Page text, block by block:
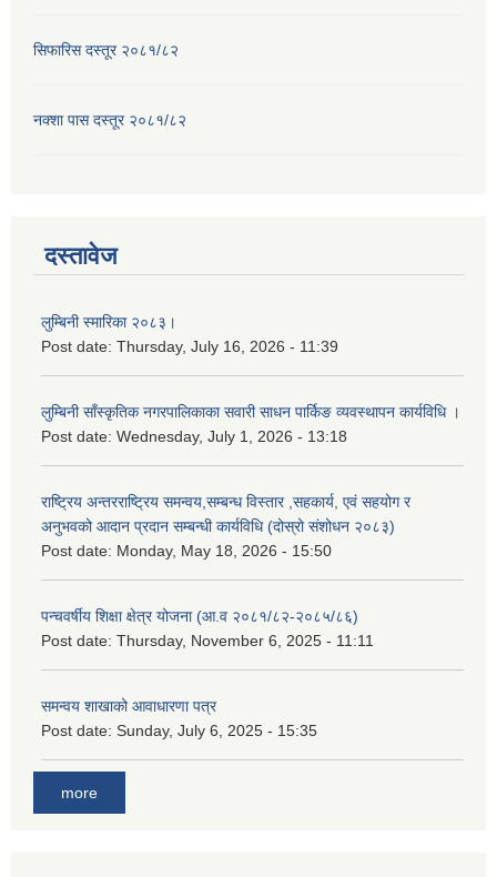
सिफारिस दस्तूर २०८१/८२
नक्शा पास दस्तूर २०८१/८२
दस्तावेज
लुम्बिनी स्मारिका २०८३।
Post date: Thursday, July 16, 2026 - 11:39
लुम्बिनी साँस्कृतिक नगरपालिकाका सवारी साधन पार्किङ व्यवस्थापन कार्यविधि ।
Post date: Wednesday, July 1, 2026 - 13:18
राष्ट्रिय अन्तरराष्ट्रिय समन्वय,सम्बन्ध विस्तार ,सहकार्य, एवं सहयोग र
अनुभवको आदान प्रदान सम्बन्धी कार्यविधि (दोस्रो संशोधन २०८३)
Post date: Monday, May 18, 2026 - 15:50
पन्चवर्षीय शिक्षा क्षेत्र योजना (आ.व २०८१/८२-२०८५/८६)
Post date: Thursday, November 6, 2025 - 11:11
समन्वय शाखाको आवाधारणा पत्र
Post date: Sunday, July 6, 2025 - 15:35
more